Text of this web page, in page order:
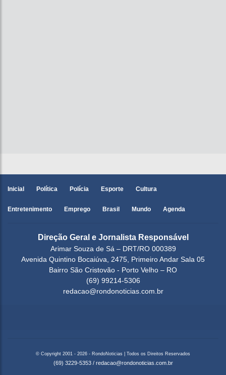
Inicial Política Polícia Esporte Cultura
Entretenimento Emprego Brasil Mundo Agenda
Direção Geral e Jornalista Responsável
Arimar Souza de Sá – DRT/RO 000389
Avenida Quintino Bocaiúva, 2475, Primeiro Andar Sala 05
Bairro São Cristovão - Porto Velho – RO
(69) 99214-5306
redacao@rondonoticias.com.br
© Copyright 2001 - 2026 - RondoNoticias | Todos os Direitos Reservados
(69) 3229-5353 / redacao@rondonoticias.com.br